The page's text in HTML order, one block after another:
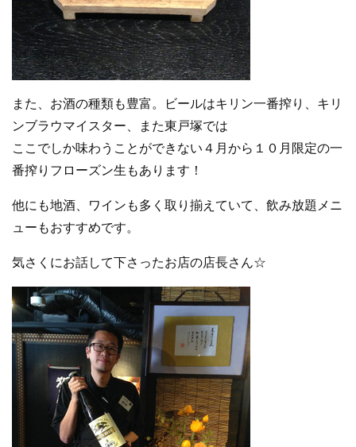
また、お酒の種類も豊富。ビールはキリン一番搾り、キリ
ンブラウマイスター、また東戸塚では
ここでしか味わうことができない４月から１０月限定の一
番搾りフローズン生もあります！
他にも地酒、ワインも多く取り揃えていて、飲み放題メニ
ューもおすすめです。
気さくにお話して下さったお店の店長さん☆